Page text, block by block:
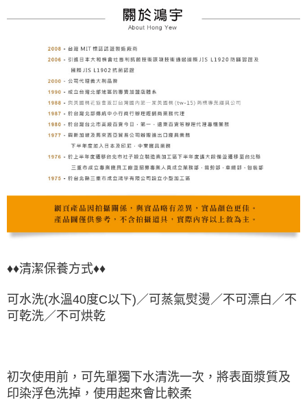
♦♦清潔保養方式♦♦
可水洗(水溫40度C以下)／可蒸氣熨燙／不可漂白／不
可乾洗／不可烘乾
初次使用前，可先單獨下水清洗一次，將表面漿質及
印染浮色洗掉，使用起來會比較柔